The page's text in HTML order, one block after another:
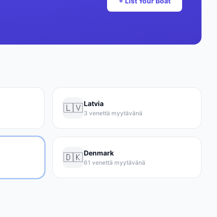
🇱🇻Latvia
3 venettä myytävänä
🇩🇰Denmark
61 venettä myytävänä